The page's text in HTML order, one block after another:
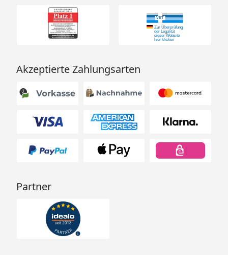
Akzeptierte Zahlungsarten
Partner